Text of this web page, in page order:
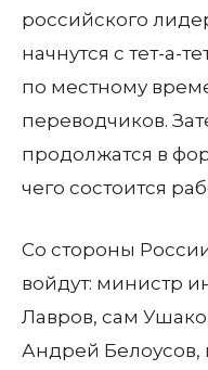
российского
начнутся с тет-а-
по местному
переводчиков.
продолжатся в
чего состоится
Со стороны
войдут: министр
Лавров, сам
Андрей Белоусов,